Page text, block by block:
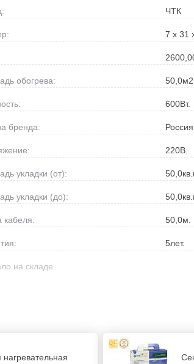
ЧТК
7 х 31
обогрева: 50,0м2.
600Вт.
бренда: Россия
220В.
укладки (от): 50,0
укладки (до): 50,0
кабеля: 50,0м.
5лет.
на складе
нагревательная